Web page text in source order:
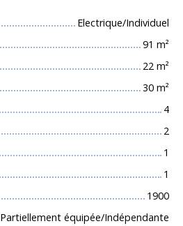
Electrique/Individuel
91 m²
22 m²
30 m²
4
2
1
1
1900
Partiellement équipée/Indépendante